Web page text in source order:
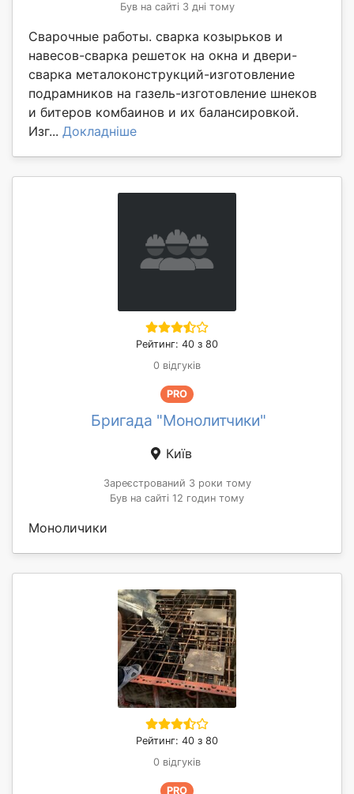
Був на сайті 3 дні тому
Сварочные работы. сварка козырьков и
навесов-сварка решеток на окна и двери-
сварка металоконструкций-изготовление
подрамников на газель-изготовление шнеков
и битеров комбаинов и их балансировкой.
Изг... Докладніше
Рейтинг: 40 з 80
0 відгуків
PRO
Бригада "Монолитчики"
Київ
Зареєстрований 3 роки тому
Був на сайті 12 годин тому
Моноличики
Рейтинг: 40 з 80
0 відгуків
PRO